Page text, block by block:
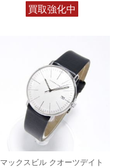
買取強化中
マックスビル クオーツデイト